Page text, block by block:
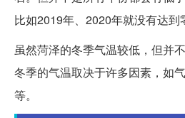
比如2019年、2020年就没有达到
虽然菏泽的冬季气温较低，但并
冬季的气温取决于许多因素，如
等。